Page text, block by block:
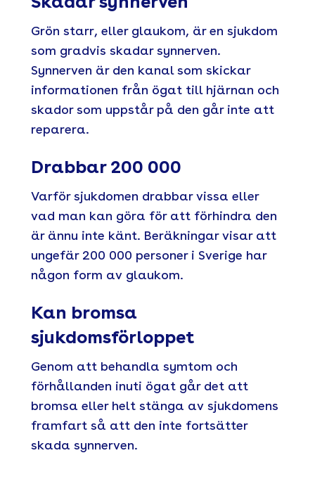
Grön starr, eller glaukom, är en sjukdom
som gradvis skadar synnerven.
Synnerven är den kanal som skickar
informationen från ögat till hjärnan och
skador som uppstår på den går inte att
reparera.
Drabbar 200 000
Varför sjukdomen drabbar vissa eller
vad man kan göra för att förhindra den
är ännu inte känt. Beräkningar visar att
ungefär 200 000 personer i Sverige har
någon form av glaukom.
Kan bromsa
sjukdomsförloppet
Genom att behandla symtom och
förhållanden inuti ögat går det att
bromsa eller helt stänga av sjukdomens
framfart så att den inte fortsätter
skada synnerven.